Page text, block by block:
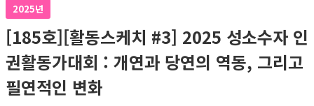
2025년
[185호][활동스케치 #3] 2025 성소수자 인
권활동가대회 : 개연과 당연의 역동, 그리고
필연적인 변화